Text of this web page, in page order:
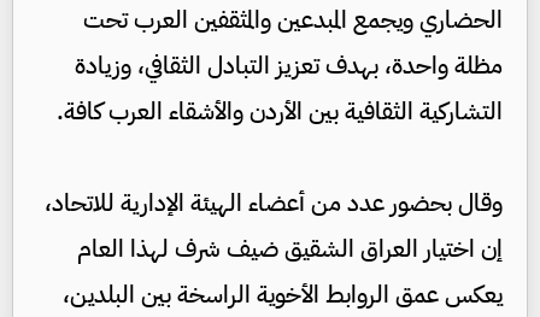
الحضاري ويجمع المبدعين والمثقفين العرب تحت
مظلة واحدة، بهدف تعزيز التبادل الثقافي، وزيادة
التشاركية الثقافية بين الأردن والأشقاء العرب كافة.
وقال بحضور عدد من أعضاء الهيئة الإدارية للاتحاد،
إن اختيار العراق الشقيق ضيف شرف لهذا العام
يعكس عمق الروابط الأخوية الراسخة بين البلدين،